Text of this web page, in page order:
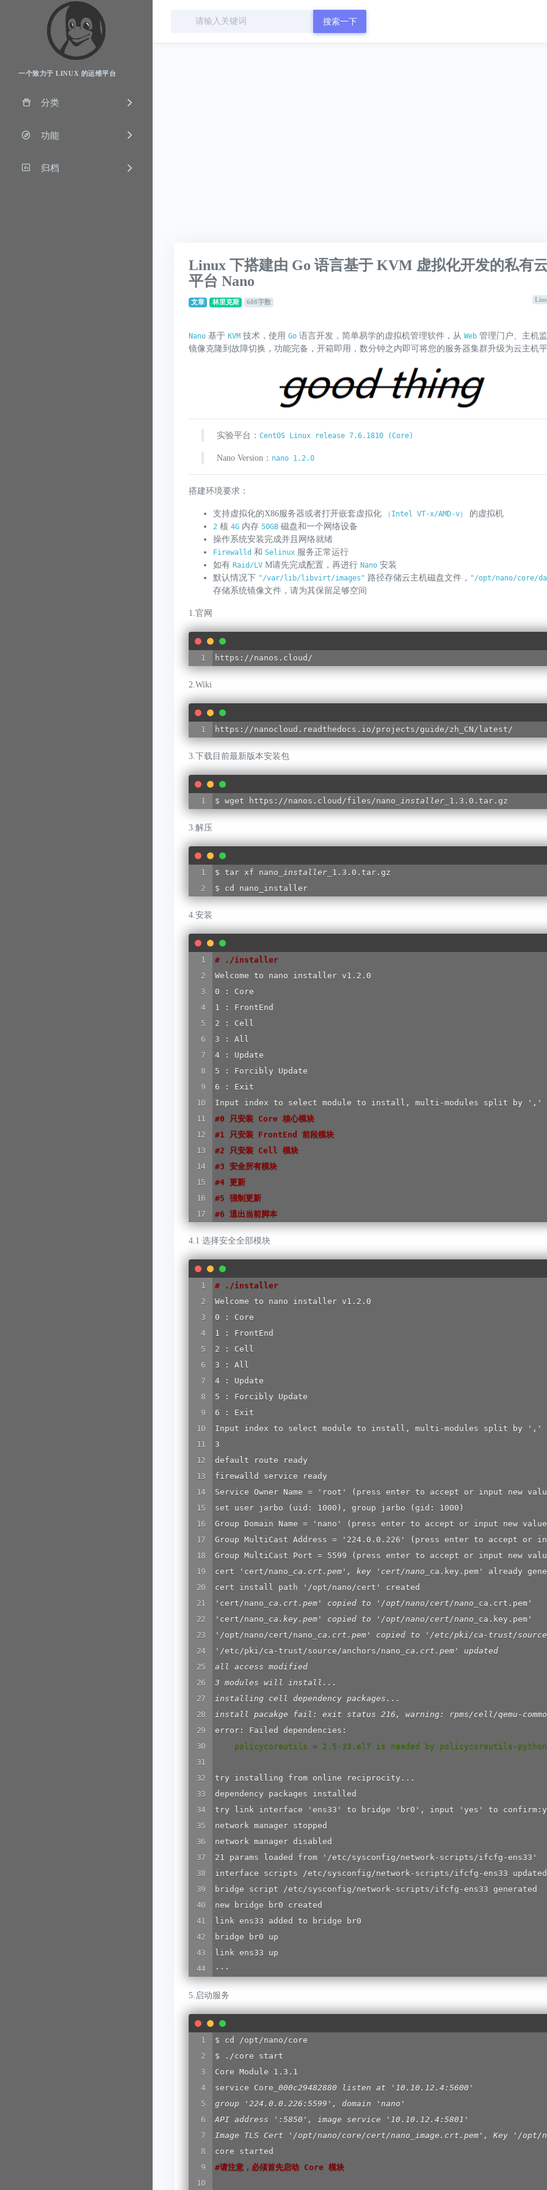
一个致力于 LINUX 的运维平台
分类
功能
归档
搜索一下
Linux 下搭建由 Go 语言基于 KVM 虚拟化开发的私有
平台 Nano
文章 林里克斯 608字数
Nano 基于 KVM 技术，使用 Go 语言开发，简单易学的虚拟机管理软件，从 Web 管理门户、主机
镜像克隆到故障切换，功能完备，开箱即用，数分钟之内即可将您的服务器集群升级为云主机
实验平台： CentOS Linux release 7.6.1810 (Core)
Nano Version： nano 1.2.0
搭建环境要求：
支持虚拟化的X86服务器或者打开嵌套虚拟化 （Intel VT-x/AMD-v） 的虚拟机
2 核 4G 内存 50GB 磁盘和一个网络设备
操作系统安装完成并且网络就绪
Firewalld 和 Selinux 服务正常运行
如有 Raid/LV M请先完成配置，再进行 Nano 安装
默认情况下 "/var/lib/libvirt/images" 路径存储云主机磁盘文件， "/opt/nano/core/
存储系统镜像文件，请为其保留足够空间
1.官网
https://nanos.cloud/
2.Wiki
https://nanocloud.readthedocs.io/projects/guide/zh_CN/latest/
3.下载目前最新版本安装包
$ wget https://nanos.cloud/files/nano installer_ 1.3.0.tar.gz
3.解压
$ tar xf nano installer_ 1.3.0.tar.gz
$ cd nano_installer
4.安装
# ./installer
Welcome to nano installer v1.2.0
0 : Core
1 : FrontEnd
2 : Cell
3 : All
4 : Update
5 : Forcibly Update
6 : Exit
#0 只安装 Core 核心模块
#1 只安装 FrontEnd 前段模块
#2 只安装 Cell 模块
#3 安全所有模块
#4 更新
#5 强制更新
#6 退出当前脚本
4.1 选择安全全部模块
# ./installer
Welcome to nano installer v1.2.0
0 : Core
1 : FrontEnd
2 : Cell
3 : All
4 : Update
5 : Forcibly Update
6 : Exit
Input index to select module to install, multi-modules split by ',' (like
3
default route ready
firewalld service ready
Service Owner Name = 'root' (press enter to accept or input new
set user jarbo (uid: 1000), group jarbo (gid: 1000)
Group Domain Name = 'nano' (press enter to accept or input new
Group MultiCast Address = '224.0.0.226' (press enter to accept or
Group MultiCast Port = 5599 (press enter to accept or input new
cert 'cert/nano
ca.crt.pem', key 'cert/nano
ca.key.pem' already
cert install path '/opt/nano/cert' created
'cert/nano
ca.crt.pem' copied to '/opt/nano/cert/nano
ca.crt.pem'
'cert/nano
ca.key.pem' copied to '/opt/nano/cert/nano
ca.key.pem'
'/opt/nano/cert/nano
ca.crt.pem' copied to '/etc/pki/ca-trust/source/
'/etc/pki/ca-trust/source/anchors/nano
ca.crt.pem' updated
all access modified
3 modules will install...
installing cell dependency packages...
install pacakge fail: exit status 216, warning: rpms/cell/qemu-
policycoreutils = 2.5-33.el7 is needed by policycoreutils-python-
try installing from online reciprocity...
dependency packages installed
try link interface 'ens33' to bridge 'br0', input 'yes' to confirm:yes          #输入
network manager stopped
network manager disabled
21 params loaded from '/etc/sysconfig/network-scripts/ifcfg-ens33'
interface scripts /etc/sysconfig/network-scripts/ifcfg-ens33 updated
bridge script /etc/sysconfig/network-scripts/ifcfg-ens33 generated
new bridge br0 created
link ens33 added to bridge br0
bridge br0 up
link ens33 up
···
5.启动服务
$ cd /opt/nano/core
$ ./core start
Core Module 1.3.1
service Core 000c29482880 listen at '10.10.12.4:5600'
group '224.0.0.226:5599', domain 'nano'
API address ':5850', image service '10.10.12.4:5801'
Image TLS Cert '/opt/nano/core/cert/nano
image.crt.pem', Key '/opt/
#请注意，必须首先启动 Core 模块